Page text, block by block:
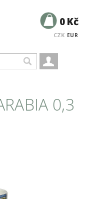
CZK EUR
0 Kč
0,3